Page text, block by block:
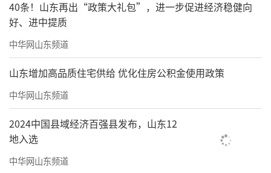
40条！山东再出“政策大礼包”，进一步促进经济稳健向
好、进中提质
中华网山东频道
山东增加高品质住宅供给 优化住房公积金使用政策
中华网山东频道
2024中国县域经济百强县发布，山东12
地入选
中华网山东频道